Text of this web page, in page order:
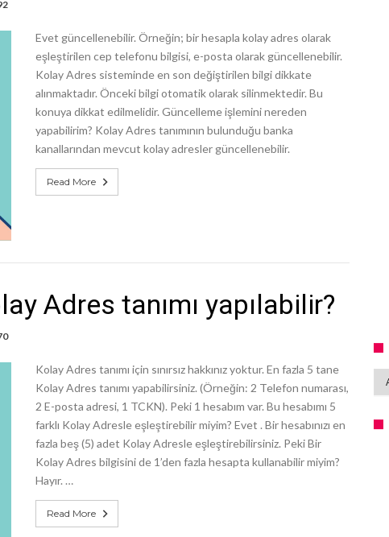
Evet güncellenebilir. Örneğin; bir hesapla kolay adres olarak
eşleştirilen cep telefonu bilgisi, e-posta olarak güncellenebilir.
Kolay Adres sisteminde en son değiştirilen bilgi dikkate
alınmaktadır. Önceki bilgi otomatik olarak silinmektedir. Bu
konuya dikkat edilmelidir. Güncelleme işlemini nereden
yapabilirim? Kolay Adres tanımının bulunduğu banka
kanallarından mevcut kolay adresler güncellenebilir.
Read More
Adres tanımı yapılabilir?
Kolay Adres tanımı için sınırsız hakkınız yoktur. En fazla 5 tane
Kolay Adres tanımı yapabilirsiniz. (Örneğin: 2 Telefon numarası,
2 E-posta adresi, 1 TCKN). Peki 1 hesabım var. Bu hesabımı 5
farklı Kolay Adresle eşleştirebilir miyim? Evet . Bir hesabınızı en
fazla beş (5) adet Kolay Adresle eşleştirebilirsiniz. Peki Bir
Kolay Adres bilgisini de 1’den fazla hesapta kullanabilir miyim?
Hayır. …
Read More